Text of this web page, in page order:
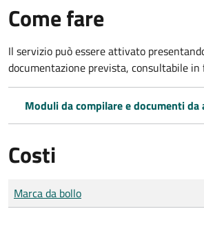
Come fare
Il servizio può essere attivato
documentazione prevista, consultabile in
Moduli da compilare e documenti da
Costi
Tipo di pagamento
Importo
Marca da bollo